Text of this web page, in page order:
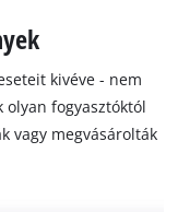
kivéve - nem
olyan fogyasztóktól
vagy megvásárolták